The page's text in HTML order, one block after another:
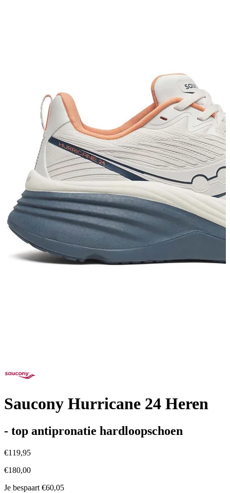
Saucony Hurricane 24 Heren
- top antipronatie hardloopschoen
€119,95
€180,00
Je bespaart €60,05